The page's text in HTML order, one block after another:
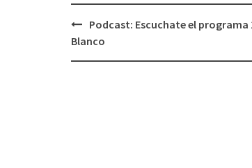
Navegación
Podcast: Escuchate el programa
Blanco